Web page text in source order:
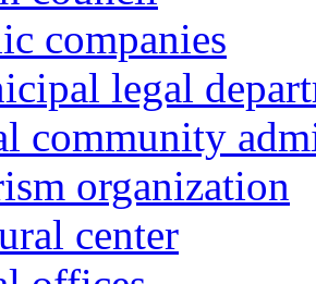
companies
legal
community
organization
center